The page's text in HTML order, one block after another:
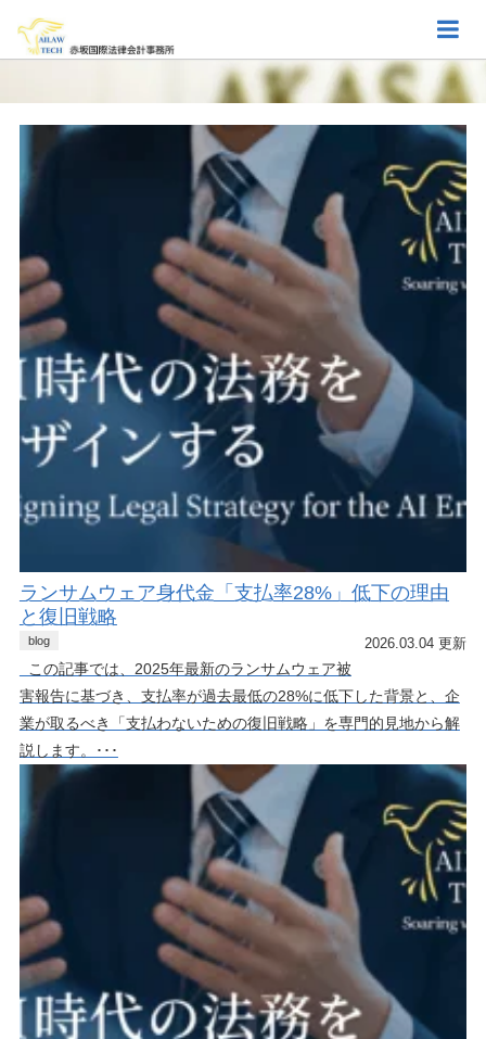
ランサムウェア身代金「支払率28%」低下の理由
と復旧戦略
blog 2026.03.04 更新
この記事では、2025年最新のランサムウェア被
害報告に基づき、支払率が過去最低の28%に低下した背景と、企
業が取るべき「支払わないための復旧戦略」を専門的見地から解
説します。･･･